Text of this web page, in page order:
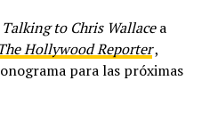
Talking to Chris Wallacea
Hollywood Reporter,
para las próximas